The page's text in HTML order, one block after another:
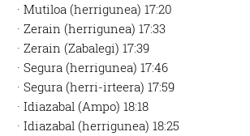
· Mutiloa (herrigunea) 17:20
· Zerain (herrigunea) 17:33
· Zerain (Zabalegi) 17:39
· Segura (herrigunea) 17:46
· Segura (herri-irteera) 17:59
· Idiazabal (Ampo) 18:18
· Idiazabal (herrigunea) 18:25